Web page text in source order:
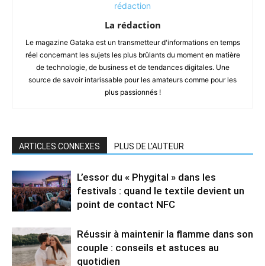
La rédaction
Le magazine Gataka est un transmetteur d'informations en temps
réel concernant les sujets les plus brûlants du moment en matière
de technologie, de business et de tendances digitales. Une
source de savoir intarissable pour les amateurs comme pour les
plus passionnés !
ARTICLES CONNEXES PLUS DE L'AUTEUR
L’essor du « Phygital » dans les
festivals : quand le textile devient un
point de contact NFC
Réussir à maintenir la flamme dans son
couple : conseils et astuces au
quotidien